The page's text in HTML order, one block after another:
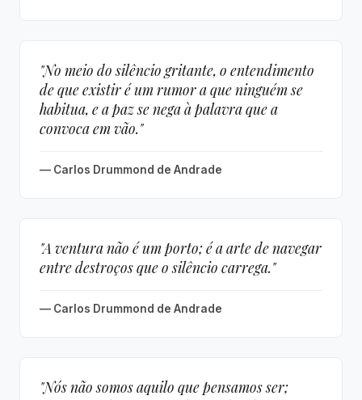
"No meio do silêncio gritante, o entendimento
de que existir é um rumor a que ninguém se
habitua, e a paz se nega à palavra que a
convoca em vão."
— Carlos Drummond de Andrade
"A ventura não é um porto; é a arte de navegar
entre destroços que o silêncio carrega."
— Carlos Drummond de Andrade
"Nós não somos aquilo que pensamos ser;